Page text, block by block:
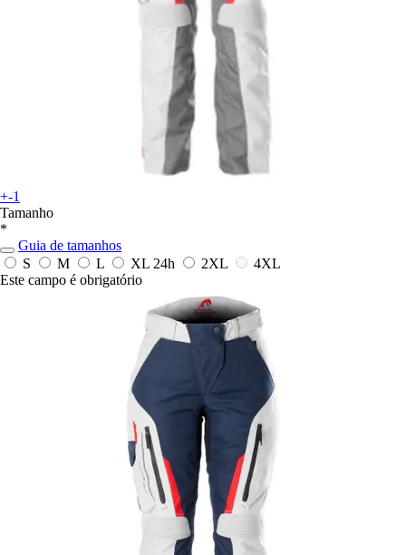
+-1
Tamanho
*
Guia de tamanhos
S
M L XL 24h 2XL
4XL
Este campo é obrigatório